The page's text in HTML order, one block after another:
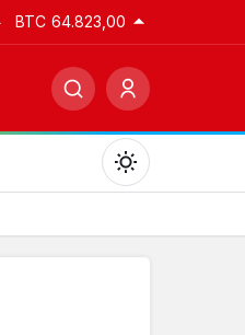
BTC 64.823,00